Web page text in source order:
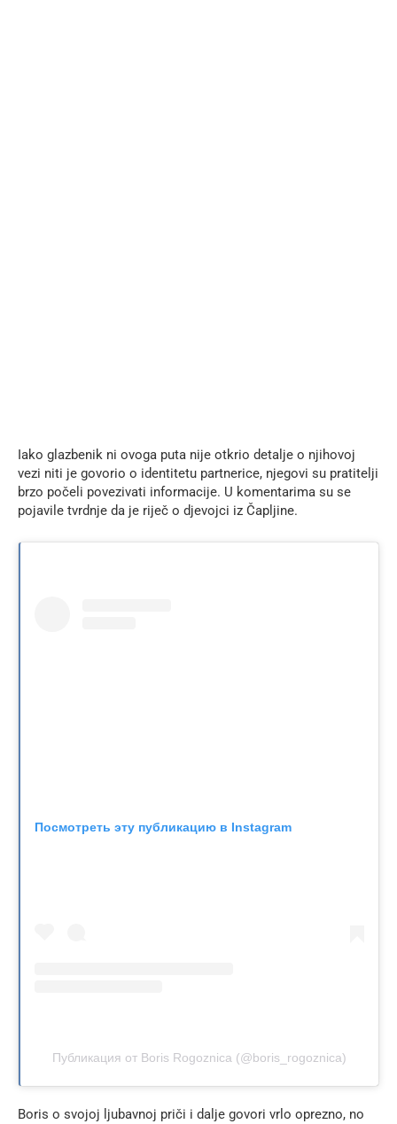
Iako glazbenik ni ovoga puta nije otkrio detalje o njihovoj
vezi niti je govorio o identitetu partnerice, njegovi su pratitelji
brzo počeli povezivati informacije. U komentarima su se
pojavile tvrdnje da je riječ o djevojci iz Čapljine.
Посмотреть эту публикацию в Instagram
Публикация от Boris Rogoznica (@boris_rogoznica)
Boris o svojoj ljubavnoj priči i dalje govori vrlo oprezno, no